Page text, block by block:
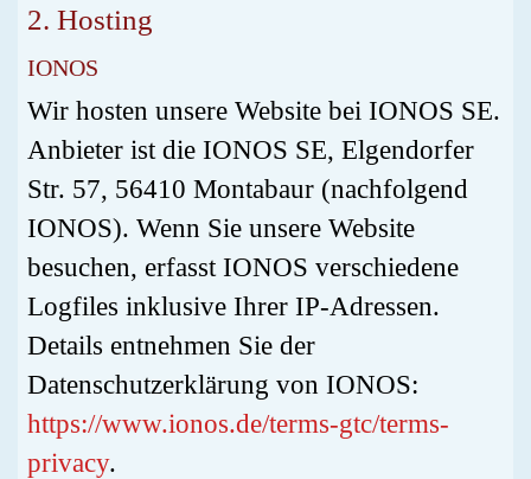
2. Hosting
IONOS
Wir hosten unsere Website bei IONOS SE.
Anbieter ist die IONOS SE, Elgendorfer
Str. 57, 56410 Montabaur (nachfolgend
IONOS). Wenn Sie unsere Website
besuchen, erfasst IONOS verschiedene
Logfiles inklusive Ihrer IP-Adressen.
Details entnehmen Sie der
Datenschutzerklärung von IONOS:
https://www.ionos.de/terms-gtc/terms-
privacy.